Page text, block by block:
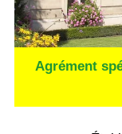
Agrément